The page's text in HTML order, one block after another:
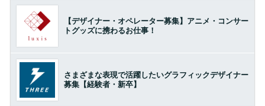
【デザイナー・オペレーター募集】アニメ・コンサー
トグッズに携わるお仕事！
さまざまな表現で活躍したいグラフィックデザイナー
募集【経験者・新卒】